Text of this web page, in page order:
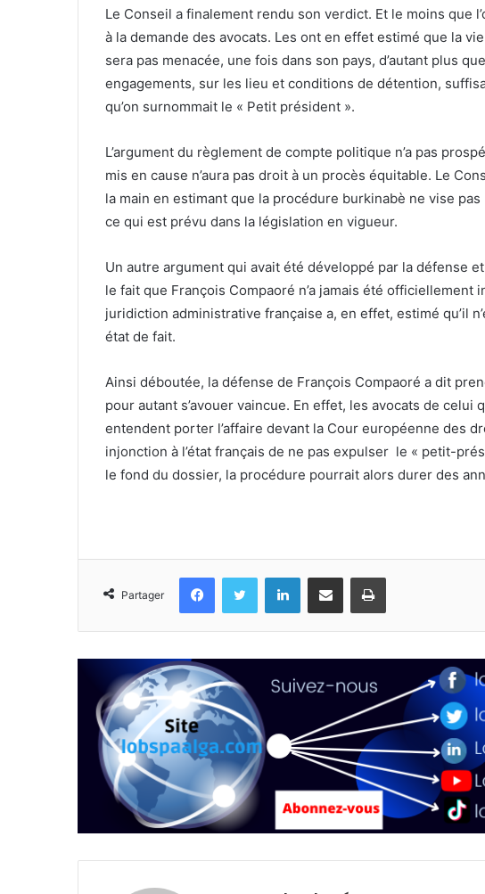
Le Conseil a finalement rendu son verdict. Et le moins que
à la demande des avocats. Les ont en effet estimé que la
sera pas menacée, une fois dans son pays, d’autant plus
engagements, sur les lieu et conditions de détention,
qu’on surnommait le « Petit président ».
L’argument du règlement de compte politique n’a pas
mis en cause n’aura pas droit à un procès équitable. Le
la main en estimant que la procédure burkinabè ne vise
ce qui est prévu dans la législation en vigueur.
Un autre argument qui avait été développé par la défense
le fait que François Compaoré n’a jamais été officiellement
juridiction administrative française a, en effet, estimé qu’il
état de fait.
Ainsi déboutée, la défense de François Compaoré a dit
pour autant s’avouer vaincue. En effet, les avocats de celui
entendent porter l’affaire devant la Cour européenne des
injonction à l’état français de ne pas expulser le « petit-
le fond du dossier, la procédure pourrait alors durer des
Partager
FacebookTwitter LinkedinPartager par email Imprimer